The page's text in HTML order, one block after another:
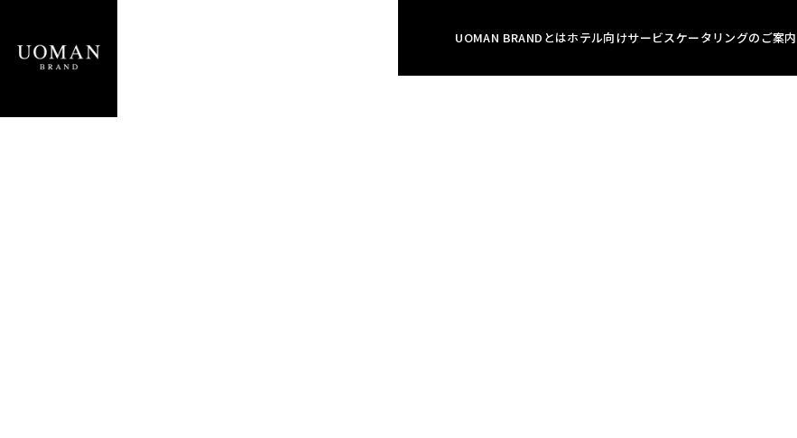
UOMAN BRANDとはホテル向けサービスケータリングのご案内